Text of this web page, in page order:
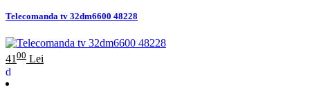
Telecomanda tv 32dm6600 48228
41 00 Lei